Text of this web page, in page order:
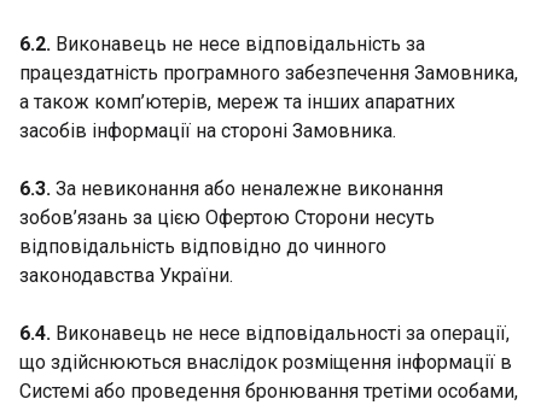
6.2. Виконавець не несе відповідальність за
працездатність програмного забезпечення Замовника,
а також комп’ютерів, мереж та інших апаратних
засобів інформації на стороні Замовника.
6.3. За невиконання або неналежне виконання
зобов’язань за цією Офертою Сторони несуть
відповідальність відповідно до чинного
законодавства України.
6.4. Виконавець не несе відповідальності за операції,
що здійснюються внаслідок розміщення інформації в
Системі або проведення бронювання третіми особами,